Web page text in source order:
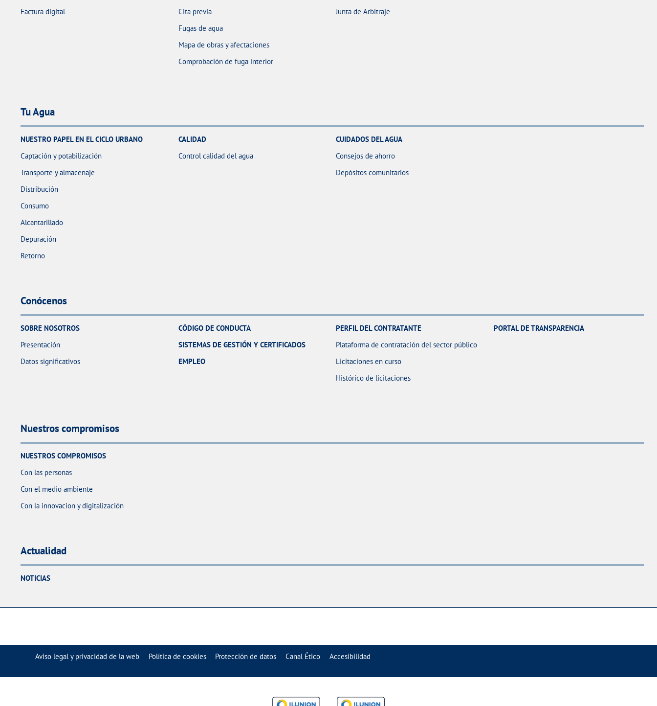
Factura digital
Cita previa
Fugas de agua
Mapa de obras y afectaciones
Comprobación de fuga interior
Junta de Arbitraje
Tu Agua
NUESTRO PAPEL EN EL CICLO URBANO
Captación y potabilización
Transporte y almacenaje
Distribución
Consumo
Alcantarillado
Depuración
Retorno
CALIDAD
Control calidad del agua
CUIDADOS DEL AGUA
Consejos de ahorro
Depósitos comunitarios
Conócenos
SOBRE NOSOTROS
Presentación
Datos significativos
CÓDIGO DE CONDUCTA
SISTEMAS DE GESTIÓN Y CERTIFICADOS
EMPLEO
PERFIL DEL CONTRATANTE
Plataforma de contratación del sector público
Licitaciones en curso
Histórico de licitaciones
PORTAL DE TRANSPARENCIA
Nuestros compromisos
NUESTROS COMPROMISOS
Con las personas
Con el medio ambiente
Con la innovacion y digitalización
Actualidad
NOTICIAS
Aviso legal y privacidad de la web Política de cookies Protección de datos Canal Ético Accesibilidad